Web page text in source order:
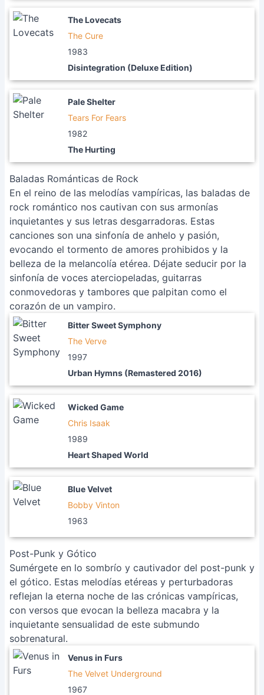
The Lovecats
The Cure
1983
Disintegration (Deluxe Edition)
Pale Shelter
Tears For Fears
1982
The Hurting
Baladas Románticas de Rock
En el reino de las melodías vampíricas, las baladas de
rock romántico nos cautivan con sus armonías
inquietantes y sus letras desgarradoras. Estas
canciones son una sinfonía de anhelo y pasión,
evocando el tormento de amores prohibidos y la
belleza de la melancolía etérea. Déjate seducir por la
sinfonía de voces aterciopeladas, guitarras
conmovedoras y tambores que palpitan como el
corazón de un vampiro.
Bitter Sweet Symphony
The Verve
1997
Urban Hymns (Remastered 2016)
Wicked Game
Chris Isaak
1989
Heart Shaped World
Blue Velvet
Bobby Vinton
1963
Post-Punk y Gótico
Sumérgete en lo sombrío y cautivador del post-punk y
el gótico. Estas melodías etéreas y perturbadoras
reflejan la eterna noche de las crónicas vampíricas,
con versos que evocan la belleza macabra y la
inquietante sensualidad de este submundo
sobrenatural.
Venus in Furs
The Velvet Underground
1967